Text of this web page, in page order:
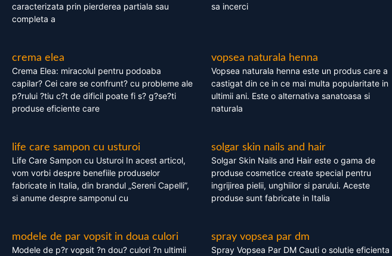
caracterizata prin pierderea partiala sau
completa a
sa incerci
crema elea
Crema Elea: miracolul pentru podoaba
capilar? Cei care se confrunt? cu probleme ale
p?rului ?tiu c?t de dificil poate fi s? g?se?ti
produse eficiente care
vopsea naturala henna
Vopsea naturala henna este un produs care a
castigat din ce in ce mai multa popularitate in
ultimii ani. Este o alternativa sanatoasa si
naturala
life care sampon cu usturoi
Life Care Sampon cu Usturoi In acest articol,
vom vorbi despre benefiile produselor
fabricate in Italia, din brandul „Sereni Capelli”,
si anume despre samponul cu
solgar skin nails and hair
Solgar Skin Nails and Hair este o gama de
produse cosmetice create special pentru
ingrijirea pielii, unghiilor si parului. Aceste
produse sunt fabricate in Italia
modele de par vopsit in doua culori
Modele de p?r vopsit ?n dou? culori ?n ultimii
spray vopsea par dm
Spray Vopsea Par DM Cauti o solutie eficienta